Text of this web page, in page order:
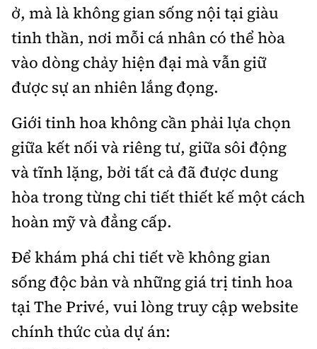
ở, mà là không gian sống nội tại giàu
tinh thần, nơi mỗi cá nhân có thể hòa
vào dòng chảy hiện đại mà vẫn giữ
được sự an nhiên lắng đọng.
Giới tinh hoa không cần phải lựa chọn
giữa kết nối và riêng tư, giữa sôi động
và tĩnh lặng, bởi tất cả đã được dung
hòa trong từng chi tiết thiết kế một cách
hoàn mỹ và đẳng cấp.
Để khám phá chi tiết về không gian
sống độc bản và những giá trị tinh hoa
tại The Privé, vui lòng truy cập website
chính thức của dự án: